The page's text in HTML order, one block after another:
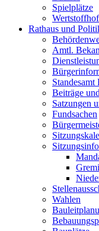
Spielplätze
Wertstoffhof
Rathaus und
Amtl.
Beiträge
Satzungen
Fundsachen
Wahlen